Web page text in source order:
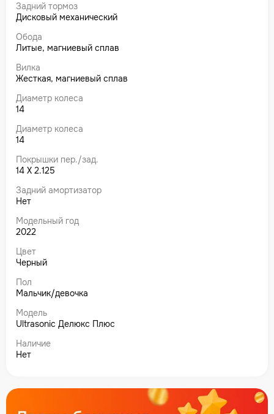
Задний тормоз
Дисковый механический
Обода
Литые, магниевый сплав
Вилка
Жесткая, магниевый сплав
Диаметр колеса
14
Диаметр колеса
14
Покрышки пер./зад.
14 Х 2.125
Задний амортизатор
Нет
Модельный год
2022
Цвет
Черный
Пол
Мальчик/девочка
Модель
Ultrasonic Делюкс Плюс
Наличие
Нет